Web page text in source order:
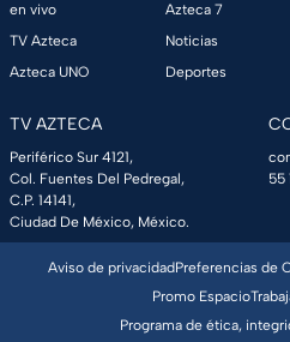
en vivo
TV Azteca
Azteca UNO
Azteca 7
Noticias
Deportes
TV AZTECA
Periférico Sur 4121,
Col. Fuentes Del Pedregal,
C.P. 14141,
Ciudad De México, México.
55
Aviso de privacidadPreferencias de
Promo Espacio
Programa de ética,